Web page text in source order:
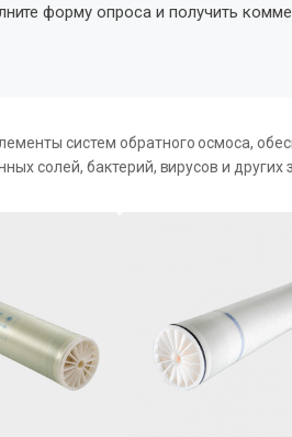
форму опроса и получить
систем обратного осмоса,
солей, бактерий, вирусов и других